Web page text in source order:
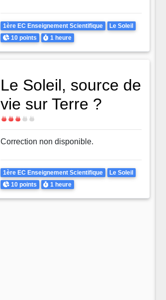
Theme
1ère EC Enseignement Scientifique Le Soleil
Points
10 points Durée
1 heure
Le Soleil, source de
vie sur Terre ?
Difficulté
Correction non disponible.
Theme
1ère EC Enseignement Scientifique Le Soleil
Points
10 points Durée
1 heure